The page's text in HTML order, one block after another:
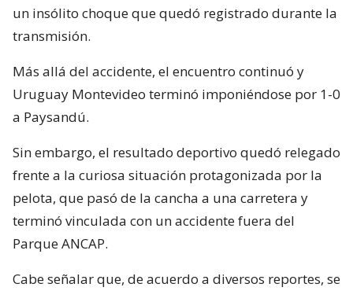
un insólito choque que quedó registrado durante la
transmisión.
Más allá del accidente, el encuentro continuó y
Uruguay Montevideo terminó imponiéndose por 1-0
a Paysandú.
Sin embargo, el resultado deportivo quedó relegado
frente a la curiosa situación protagonizada por la
pelota, que pasó de la cancha a una carretera y
terminó vinculada con un accidente fuera del
Parque ANCAP.
Cabe señalar que, de acuerdo a diversos reportes, se